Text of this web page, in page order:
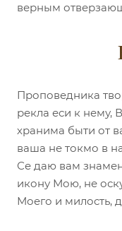
верным
Проповедника
рекла еси к нему,
хранима быти от
ваша не токмо в
Се даю вам
икону Мою, не
Моего и милость,